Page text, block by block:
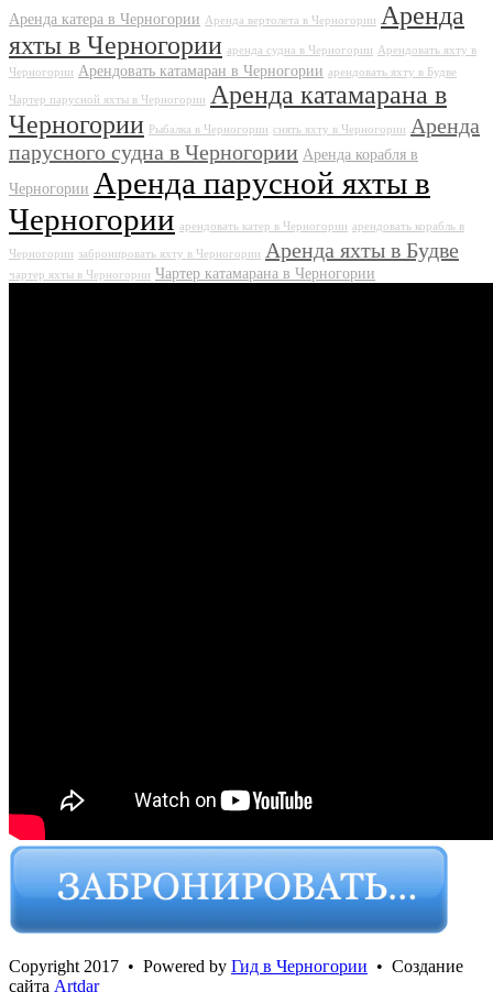
Аренда катера в Черногории Аренда вертолета в Черногории
Аренда
яхты в Черногории аренда судна в Черногории Арендовать яхту в
Черногории Арендовать катамаран в Черногории арендовать яхту в Будве
Чартер парусной яхты в Черногории
Аренда катамарана в
Черногории
Рыбалка в Черногории снять яхту в Черногории
Аренда
парусного судна в Черногории Аренда корабля в
Черногории Аренда парусной яхты в
Черногории арендовать катер в Черногории арендовать корабль в
Черногории забронировать яхту в Черногории Аренда яхты в Будве
чартер яхты в Черногории Чартер катамарана в Черногории
Сopyright 2017 • Powered by Гид в Черногории • Создание
сайта Artdar